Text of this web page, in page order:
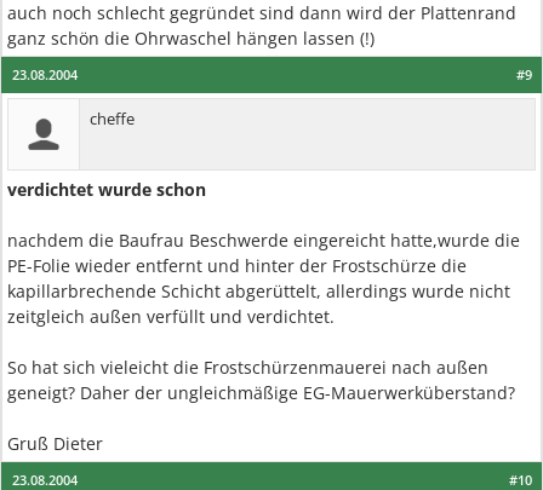
auch noch schlecht gegründet sind dann wird der Plattenrand
ganz schön die Ohrwaschel hängen lassen (!)
#9
23.08.2004
cheffe
verdichtet wurde schon
nachdem die Baufrau Beschwerde eingereicht hatte,wurde die
PE-Folie wieder entfernt und hinter der Frostschürze die
kapillarbrechende Schicht abgerüttelt, allerdings wurde nicht
zeitgleich außen verfüllt und verdichtet.
So hat sich vieleicht die Frostschürzenmauerei nach außen
geneigt? Daher der ungleichmäßige EG-Mauerwerküberstand?
Gruß Dieter
#10
23.08.2004